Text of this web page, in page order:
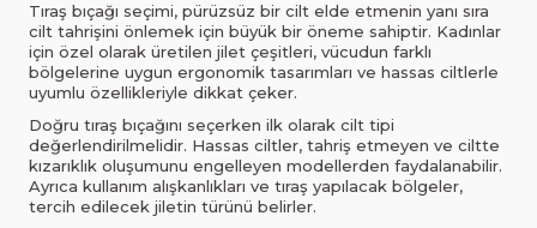
Tıraş bıçağı seçimi, pürüzsüz bir cilt elde etmenin yanı sıra
cilt tahrişini önlemek için büyük bir öneme sahiptir. Kadınlar
için özel olarak üretilen jilet çeşitleri, vücudun farklı
bölgelerine uygun ergonomik tasarımları ve hassas ciltlerle
uyumlu özellikleriyle dikkat çeker.
Doğru tıraş bıçağını seçerken ilk olarak cilt tipi
değerlendirilmelidir. Hassas ciltler, tahriş etmeyen ve ciltte
kızarıklık oluşumunu engelleyen modellerden faydalanabilir.
Ayrıca kullanım alışkanlıkları ve tıraş yapılacak bölgeler,
tercih edilecek jiletin türünü belirler.